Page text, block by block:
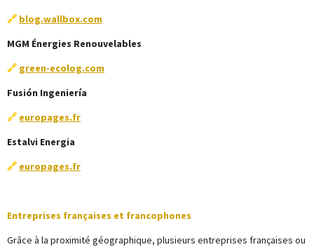
🔗 blog.wallbox.com
MGM Énergies Renouvelables
🔗 green-ecolog.com
Fusión Ingeniería
🔗 europages.fr
Estalvi Energia
🔗 europages.fr
Entreprises françaises et francophones
Grâce à la proximité géographique, plusieurs entreprises françaises ou